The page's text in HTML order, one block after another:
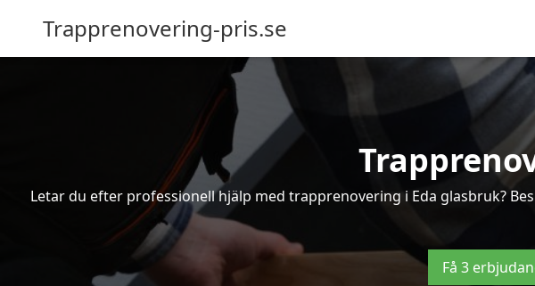
Trapprenovering-pris.se
Letar du efter professionell hjälp med trapprenovering i Eda glasbruk?
Få 3